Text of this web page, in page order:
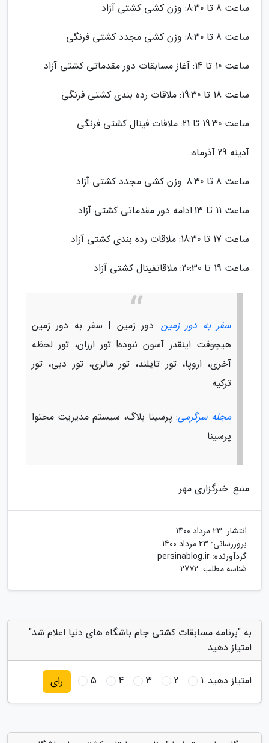
ساعت 8 تا 8:30: وزن کشی کشتی آزاد
ساعت 8 تا 8:30: وزن کشی مجدد کشتی فرنگی
ساعت 10 تا 14: آغاز مسابقات دور مقدماتی کشتی آزاد
ساعت 18 تا 19:30: ملاقات رده بندی کشتی فرنگی
ساعت 19:30 تا 21: ملاقات فینال کشتی فرنگی
آدینه 29 آذرماه:
ساعت 8 تا 8:30: وزن کشی مجدد کشتی آزاد
ساعت 11 تا 13:ادامه دور مقدماتی کشتی آزاد
ساعت 17 تا 18:30: ملاقات رده بندی کشتی آزاد
ساعت 19 تا 20:30: ملاقاتفینال کشتی آزاد
سفر به دور زمین: دور زمین | سفر به دور زمین
هیچوقت اینقدر آسون نبوده! تور ارزان، تور لحظه
آخری، اروپا، تور تایلند، تور مالزی، تور دبی، تور
ترکیه
مجله سرگرمی: پرسینا بلاگ، سیستم مدیریت محتوا
پرسینا
منبع: خبرگزاری مهر
انتشار: 23 مرداد 1400
بروزرسانی: 23 مرداد 1400
گردآورنده: persinablog.ir
شناسه مطلب: 2772
به "برنامه مسابقات کشتی جام باشگاه های دنیا اعلام شد"
امتیاز دهید
امتیاز دهید:1
2
3
4
5 رای